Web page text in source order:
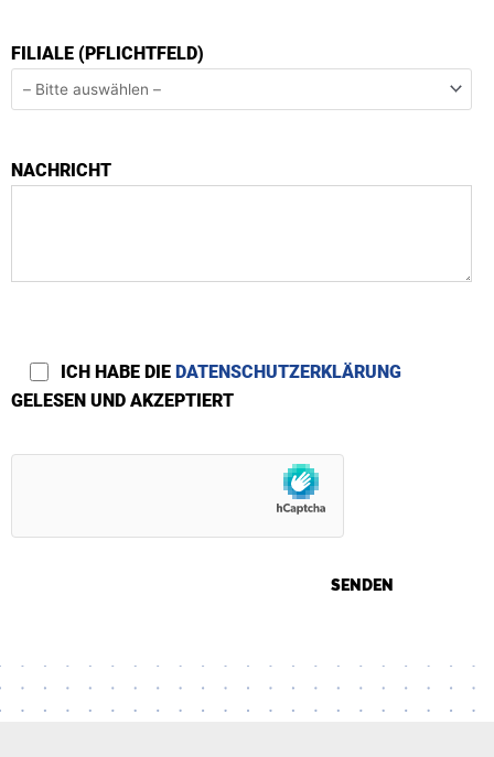
FILIALE (PFLICHTFELD)
NACHRICHT
ICH HABE DIE DATENSCHUTZERKLÄRUNG
GELESEN UND AKZEPTIERT